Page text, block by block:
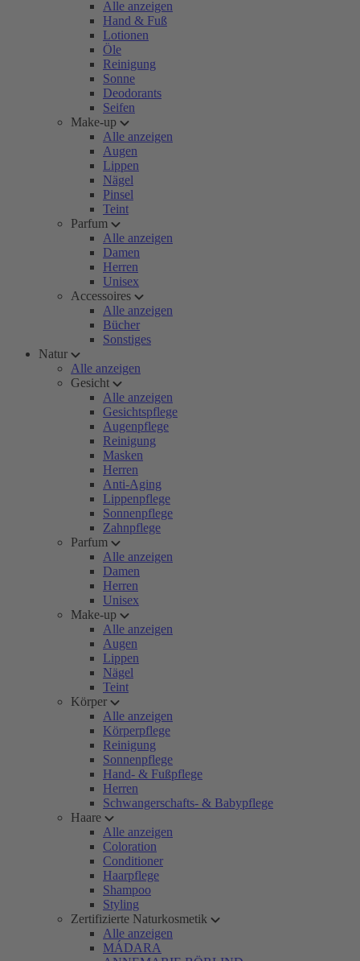
Alle anzeigen
Hand & Fuß
Lotionen
Öle
Reinigung
Sonne
Deodorants
Seifen
Make-up
Alle anzeigen
Augen
Lippen
Nägel
Pinsel
Teint
Parfum
Alle anzeigen
Damen
Herren
Unisex
Accessoires
Alle anzeigen
Bücher
Sonstiges
Natur
Alle anzeigen
Gesicht
Alle anzeigen
Gesichtspflege
Augenpflege
Reinigung
Masken
Herren
Anti-Aging
Lippenpflege
Sonnenpflege
Zahnpflege
Parfum
Alle anzeigen
Damen
Herren
Unisex
Make-up
Alle anzeigen
Augen
Lippen
Nägel
Teint
Körper
Alle anzeigen
Körperpflege
Reinigung
Sonnenpflege
Hand- & Fußpflege
Herren
Schwangerschafts- & Babypflege
Haare
Alle anzeigen
Coloration
Conditioner
Haarpflege
Shampoo
Styling
Zertifizierte Naturkosmetik
Alle anzeigen
MÁDARA